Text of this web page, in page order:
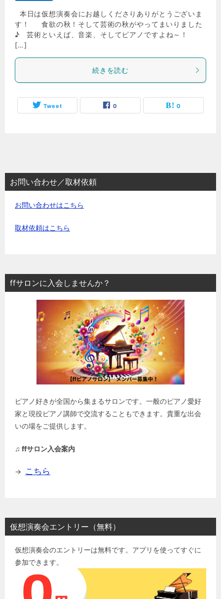
本日は仮想演奏会にお越しくださりありがとうございま
す！ 食欲の秋！そして芸術の秋がやってまいりました
♪ 芸術といえば、音楽、そしてピアノですよね～！
[…]
続きを読む
Tweet 0 0
お問い合わせ／取材依頼
お問い合わせはこちら
取材依頼はこちら
ffサロンに入会しませんか？
ピアノ好きが全国から集まるサロンです。一般のピアノ愛好
家と現役ピアノ講師で交流することもできます。貴重な出会
いの場をご提供します。
♫ ffサロン入会案内
→ こちら
仮想演奏会エントリー（無料）
仮想演奏会のエントリーは無料です。アプリを使ってすぐに
参加できます。